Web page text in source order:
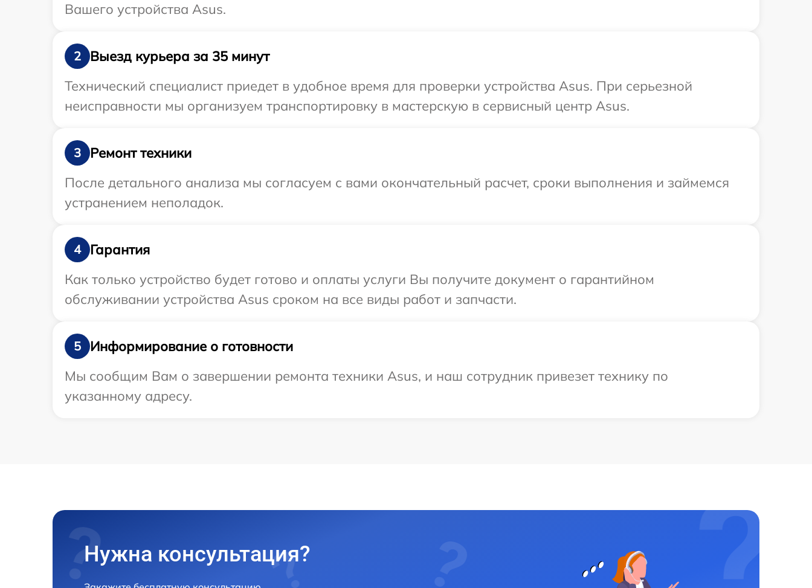
Вашего устройства Asus.
2
Выезд курьера за 35 минут
Технический специалист приедет в удобное время для проверки устройства Asus. При серьезной
неисправности мы организуем транспортировку в мастерскую в сервисный центр Asus.
3
Ремонт техники
После детального анализа мы согласуем с вами окончательный расчет, сроки выполнения и займемся
устранением неполадок.
4
Гарантия
Как только устройство будет готово и оплаты услуги Вы получите документ о гарантийном
обслуживании устройства Asus сроком на все виды работ и запчасти.
5
Информирование о готовности
Мы сообщим Вам о завершении ремонта техники Asus, и наш сотрудник привезет технику по
указанному адресу.
Нужна консультация?